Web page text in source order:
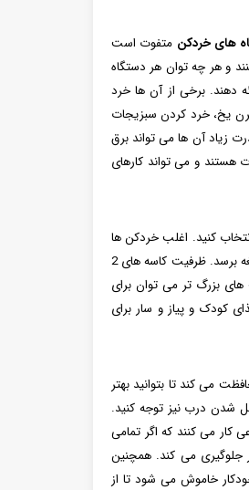
های خردکن متفوت است
و هر چه توان هر دستگاه
دهند. برخی از آن ها خرد
یخ، خرد کردن سبزیجات
زیاد آن ها می تواند برق
کند و همچنین گران تر نسبت به خردکن های دیگر باشد. خردکن ها اغلب دارای توان 400 تا 2000 وات هستند و می تواند کارهای
کنید. اغلب خردکن ها
ظرفیت کاسه ای در حدود 2 لیتر دارند. اطمینان حاصل کنید که کاسه به اندازه کافی برای شما مناسب است که همه مواد به تیغه برسد. ظرفیت کاسه های 2
از ظرفیت های بزرگ تر می توان برای
کودک و پیاز و سار برای
می کند تا بتوانید بهتر
شدن درب نیز توجه کنید.
کار می کنند که اگر تمامی
جلوگیری می کند. همچنین
خاموش می شود تا از